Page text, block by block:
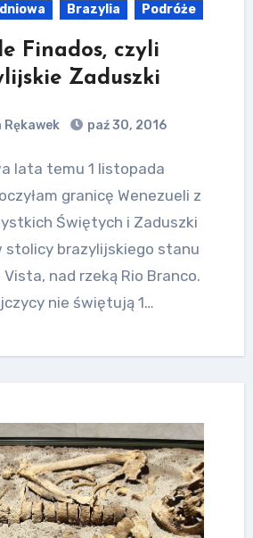
Brazylia Podróże
Finados, czyli
Zaduszki
paź 30, 2016
lata temu 1 listopada
granicę Wenezueli z
Świętych i Zaduszki
stolicy brazylijskiego stanu
Vista, nad rzeką Rio Branco.
nie świętują 1…